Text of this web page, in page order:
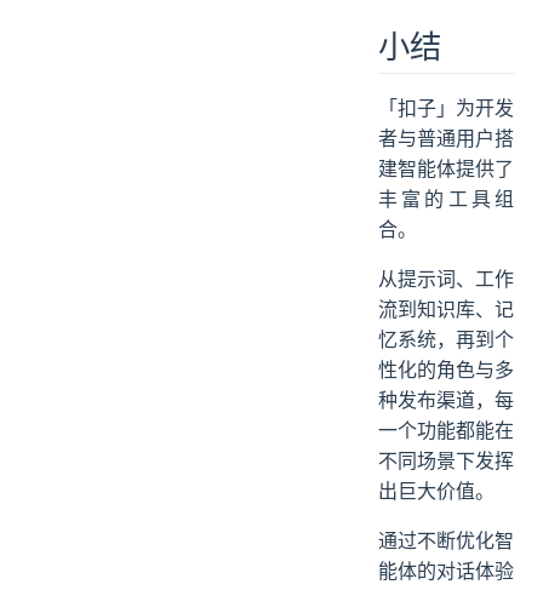
小结
「扣子」为开发
者与普通用户搭
建智能体提供了
丰富的工具组
合。
从提示词、工作
流到知识库、记
忆系统，再到个
性化的角色与多
种发布渠道，每
一个功能都能在
不同场景下发挥
出巨大价值。
通过不断优化智
能体的对话体验